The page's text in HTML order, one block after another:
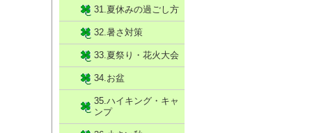
31.夏休みの過ごし方
32.暑さ対策
33.夏祭り・花火大会
34.お盆
35.ハイキング・キャ
ンプ